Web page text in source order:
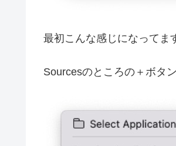
最初こんな感じになってま
Sourcesのところの＋ボタ